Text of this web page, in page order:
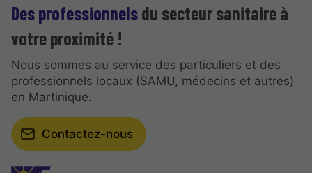
Des professionnelsdu secteur sanitaire à
votre proximité !
Nous sommes au service des particuliers et des
professionnels locaux (SAMU, médecins et autres)
en Martinique.
Contactez-nous